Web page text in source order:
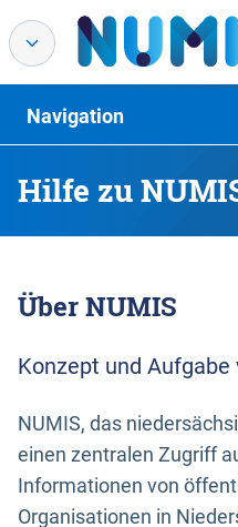
Hilfe zu
Navigation
Über NUMIS
Konzept und Aufgabe
NUMIS, das
einen zentralen Zugriff
Informationen von
Organisationen in